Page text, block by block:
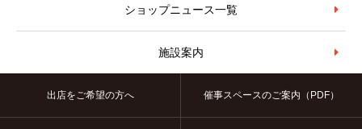
ショップニュース一覧
施設案内
出店をご希望の方へ 催事スペースのご案内（PDF）